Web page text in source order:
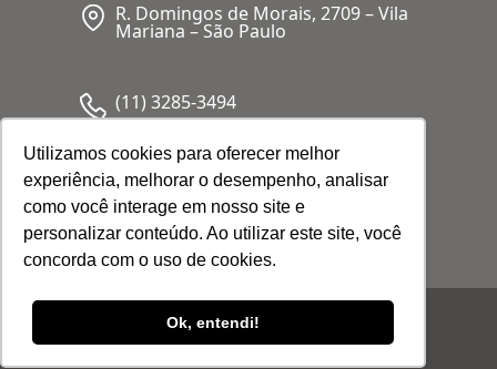
Utilizamos cookies para oferecer melhor
experiência, melhorar o desempenho, analisar
como você interage em nosso site e
personalizar conteúdo. Ao utilizar este site, você
concorda com o uso de cookies.
Ok, entendi!
R. Domingos de Morais, 2709 – Vila
Mariana – São Paulo
(11) 3285-3494
CNPJ: 05.341.062/0001-80
© 2026 Febrafar. Todos os direitos
reservados |Política de Privacidade